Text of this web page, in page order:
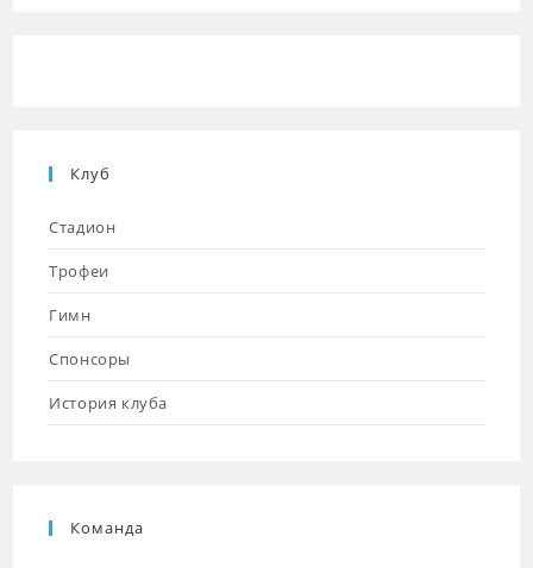
Клуб
Стадион
Трофеи
Гимн
Спонсоры
История клуба
Команда